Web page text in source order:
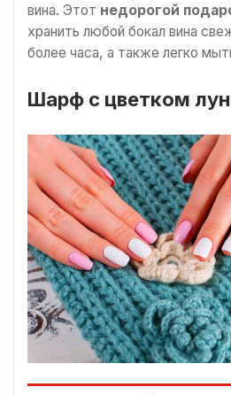
вина. Этот недорогой
хранить любой бокал вина
более часа, а также легко
Шарф с цветком